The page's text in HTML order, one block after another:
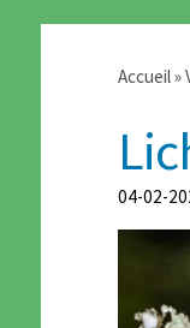
Accueil»
04-02-